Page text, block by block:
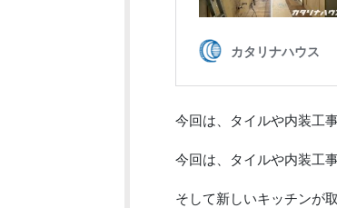
今回は、タイルや内装工
今回は、タイルや内装工事
そして新しいキッチンが